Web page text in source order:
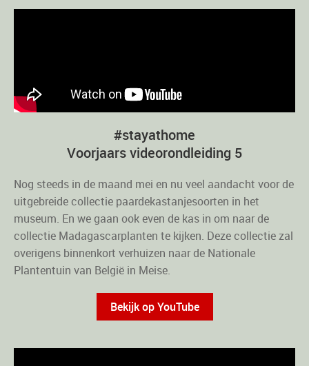
#stayathome
Voorjaars videorondleiding 5
Nog steeds in de maand mei en nu veel aandacht voor de
uitgebreide collectie paardekastanjesoorten in het
museum. En we gaan ook even de kas in om naar de
collectie Madagascarplanten te kijken. Deze collectie zal
overigens binnenkort verhuizen naar de Nationale
Plantentuin van België in Meise.
Bekijk op YouTube